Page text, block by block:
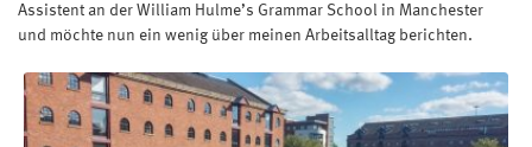
Assistent an der William Hulme’s Grammar School in Manchester
und möchte nun ein wenig über meinen Arbeitsalltag berichten.